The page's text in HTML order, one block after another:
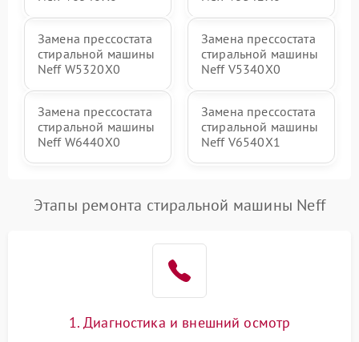
Замена прессостата
стиральной машины
Neff W5320X0
Замена прессостата
стиральной машины
Neff V5340X0
Замена прессостата
стиральной машины
Neff W6440X0
Замена прессостата
стиральной машины
Neff V6540X1
Этапы ремонта стиральной машины Neff
1. Диагностика и внешний осмотр